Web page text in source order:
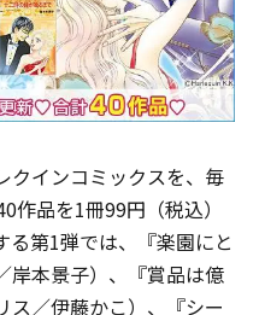
クインコミックスを、毎
作品を1冊99円（税込）
る第1弾では、『楽園にと
岸本景子）、『賞品は億
ス／伊藤かこ）、『シー